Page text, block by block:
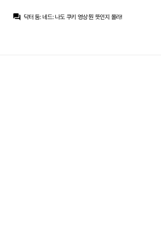
question_answer 닥터 둠: 네드: 나도 쿠키 영상 뭔 뜻인지 몰라!